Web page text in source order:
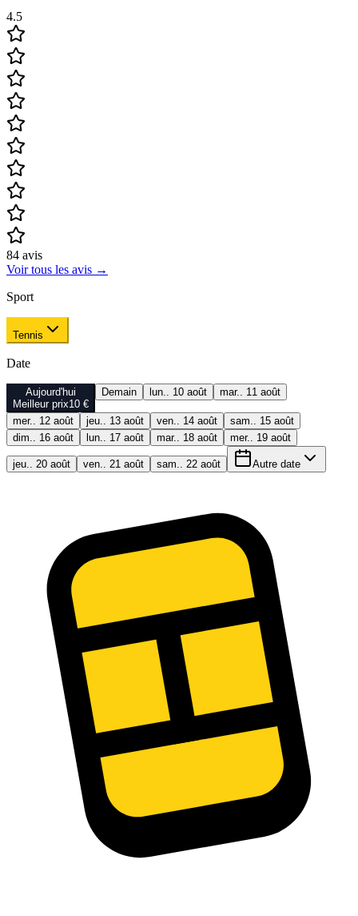
4.5
84 avis
Voir tous les avis →
Sport
Tennis
Date
Aujourd'hui
Meilleur prix10 €
Demain lun.. 10 août mar.. 11 août
mer.. 12 août jeu.. 13 août ven.. 14 août
sam.. 15 août
dim.. 16 août
lun.. 17 août mar.. 18 août mer.. 19 août
jeu.. 20 août ven.. 21 août sam.. 22 août Autre date